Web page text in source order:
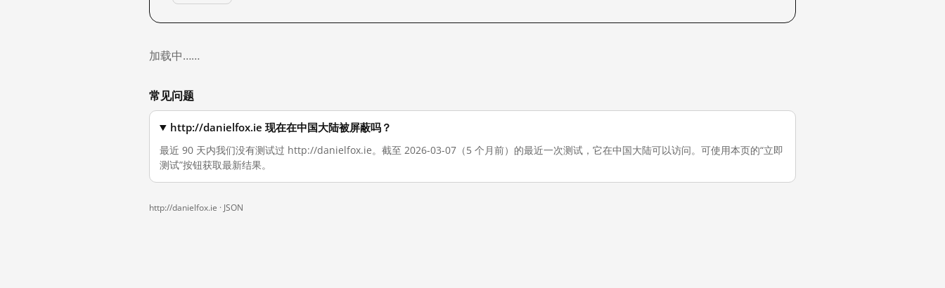
加载中……
常见问题
http://danielfox.ie 现在在中国大陆被屏蔽吗？
最近 90 天内我们没有测试过 http://danielfox.ie。截至 2026-03-07（5 个月前）的最近一次测试，它在中国大陆可以访问。可使用本页的“立即
测试”按钮获取最新结果。
http://danielfox.ie · JSON